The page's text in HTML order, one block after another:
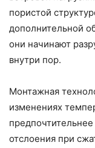
пористой
дополнительной
они начинают
внутри пор.
Монтажная
изменениях
отслоения при